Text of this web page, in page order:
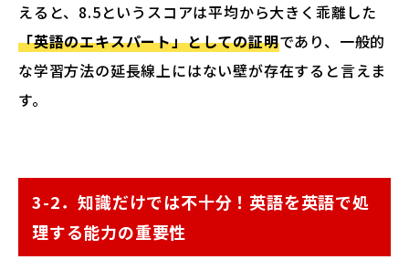
えると、8.5というスコアは平均から大きく乖離した
「英語のエキスパート」としての証明であり、一般的
な学習方法の延長線上にはない壁が存在すると言えま
す。
3-2．知識だけでは不十分！英語を英語で処
理する能力の重要性